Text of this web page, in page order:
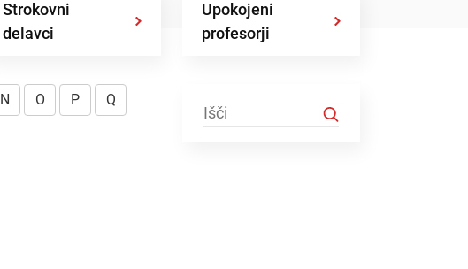
Strokovni
delavci
Upokojeni
profesorji
N O P Q